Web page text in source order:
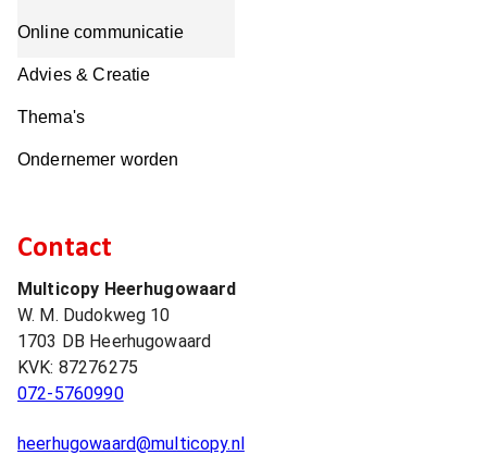
Online communicatie
Advies & Creatie
Thema's
Ondernemer worden
Contact
Multicopy Heerhugowaard
W. M. Dudokweg 10
1703 DB Heerhugowaard
KVK: 87276275
072-5760990
heerhugowaard@multicopy.nl